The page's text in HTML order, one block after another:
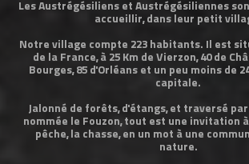
Les Austrégésiliens et Austrégésiliennes
accueillir, dans leur petit
Notre village compte 223 habitants. Il est
de la France, à 25 Km de Vierzon, 40 de
Bourges, 85 d'Orléans et un peu moins de
capitale.
Jalonné de forêts, d'étangs, et traversé
nommée le Fouzon, tout est une invitation
pêche, la chasse, en un mot à une
nature.